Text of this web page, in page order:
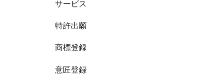
サービス
特許出願
商標登録
意匠登録